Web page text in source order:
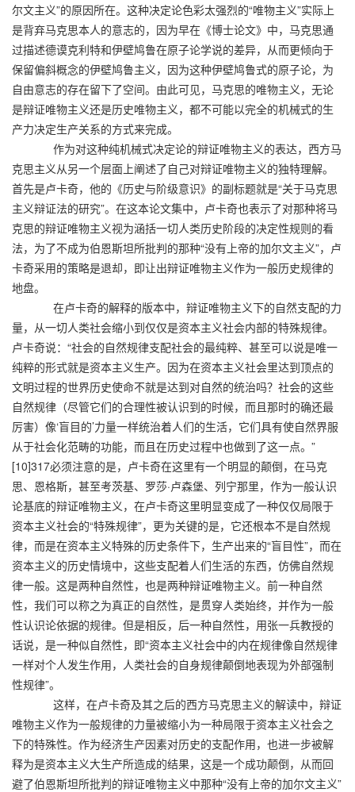
尔文主义”的原因所在。这种决定论色彩太强烈的“唯物主义”实际上
是背弃马克思本人的意志的，因为早在《博士论文》中，马克思通
过描述德谟克利特和伊壁鸠鲁在原子论学说的差异，从而更倾向于
保留偏斜概念的伊壁鸠鲁主义，因为这种伊壁鸠鲁式的原子论，为
自由意志的存在留下了空间。由此可见，马克思的唯物主义，无论
是辩证唯物主义还是历史唯物主义，都不可能以完全的机械式的生
产力决定生产关系的方式来完成。
作为对这种纯机械式决定论的辩证唯物主义的表达，西方马
克思主义从另一个层面上阐述了自己对辩证唯物主义的独特理解。
首先是卢卡奇，他的《历史与阶级意识》的副标题就是“关于马克思
主义辩证法的研究”。在这本论文集中，卢卡奇也表示了对那种将马
克思的辩证唯物主义视为涵括一切人类历史阶段的决定性规则的看
法，为了不成为伯恩斯坦所批判的那种“没有上帝的加尔文主义”，卢
卡奇采用的策略是退却，即让出辩证唯物主义作为一般历史规律的
地盘。
在卢卡奇的解释的版本中，辩证唯物主义下的自然支配的力
量，从一切人类社会缩小到仅仅是资本主义社会内部的特殊规律。
卢卡奇说：“社会的自然规律支配社会的最纯粹、甚至可以说是唯一
纯粹的形式就是资本主义生产。因为在资本主义社会里达到顶点的
文明过程的世界历史使命不就是达到对自然的统治吗？社会的这些
自然规律（尽管它们的合理性被认识到的时候，而且那时的确还最
厉害）像‘盲目的’力量一样统治着人们的生活，它们具有使自然界服
从于社会化范畴的功能，而且在历史过程中也做到了这一点。”
[10]317必须注意的是，卢卡奇在这里有一个明显的颠倒，在马克
思、恩格斯，甚至考茨基、罗莎·卢森堡、列宁那里，作为一般认识
论基底的辩证唯物主义，在卢卡奇这里明显变成了一种仅仅局限于
资本主义社会的“特殊规律”，更为关键的是，它还根本不是自然规
律，而是在资本主义特殊的历史条件下，生产出来的“盲目性”，而在
资本主义的历史情境中，这些支配着人们生活的东西，仿佛自然规
律一般。这是两种自然性，也是两种辩证唯物主义。前一种自然
性，我们可以称之为真正的自然性，是贯穿人类始终，并作为一般
性认识论依据的规律。但是相反，后一种自然性，用张一兵教授的
话说，是一种似自然性，即“资本主义社会中的内在规律像自然规律
一样对个人发生作用，人类社会的自身规律颠倒地表现为外部强制
性规律”。
这样，在卢卡奇及其之后的西方马克思主义的解读中，辩证
唯物主义作为一般规律的力量被缩小为一种局限于资本主义社会之
下的特殊性。作为经济生产因素对历史的支配作用，也进一步被解
释为是资本主义大生产所造成的结果，这是一个成功颠倒，从而回
避了伯恩斯坦所批判的辩证唯物主义中那种“没有上帝的加尔文主义”